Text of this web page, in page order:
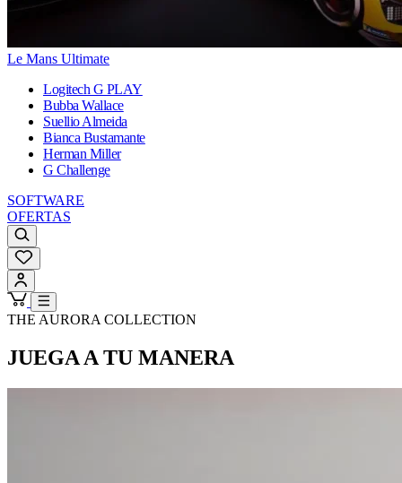
Le Mans Ultimate
Logitech G PLAY
Bubba Wallace
Suellio Almeida
Bianca Bustamante
Herman Miller
G Challenge
SOFTWARE
OFERTAS
THE AURORA COLLECTION
JUEGA A TU MANERA